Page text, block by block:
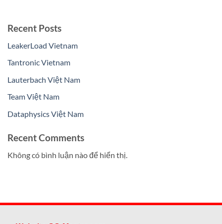
Recent Posts
LeakerLoad Vietnam
Tantronic Vietnam
Lauterbach Việt Nam
Team Việt Nam
Dataphysics Việt Nam
Recent Comments
Không có bình luận nào để hiển thị.